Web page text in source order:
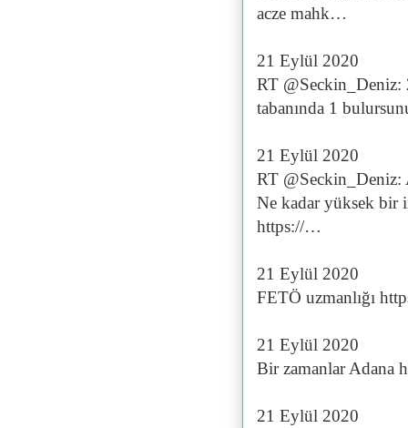
acze mahk…
21 Eylül 2020
RT @Seckin_Deniz:
tabanında 1
21 Eylül 2020
RT @Seckin_Deniz:
Ne kadar yüksek bir
https://…
21 Eylül 2020
FETÖ uzmanlığı
21 Eylül 2020
Bir zamanlar Adana
21 Eylül 2020